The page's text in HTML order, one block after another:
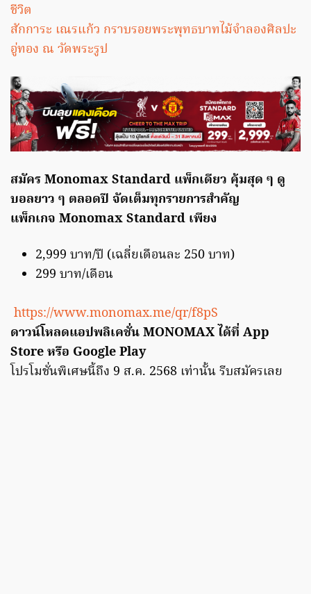
ชีวิต
สักการะ เณรแก้ว กราบรอยพระพุทธบาทไม้จำลองศิลปะ
อู่ทอง ณ วัดพระรูป
สมัคร Monomax Standard แพ็กเดียว คุ้มสุด ๆ ดู
บอลยาว ๆ ตลอดปี จัดเต็มทุกรายการสำคัญ
แพ็กเกจ Monomax Standard เพียง
2,999 บาท/ปี (เฉลี่ยเดือนละ 250 บาท)
299 บาท/เดือน
https://www.monomax.me/qr/f8pS
ดาวน์โหลดแอปพลิเคชั่น MONOMAX ได้ที่ App
Store หรือ Google Play
โปรโมชั่นพิเศษนี้ถึง 9 ส.ค. 2568 เท่านั้น รีบสมัครเลย